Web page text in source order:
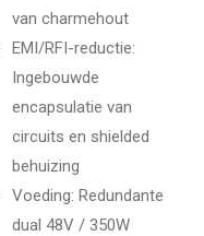
van charmehout
EMI/RFI-reductie:
Ingebouwde
encapsulatie van
circuits en shielded
behuizing
Voeding: Redundante
dual 48V / 350W